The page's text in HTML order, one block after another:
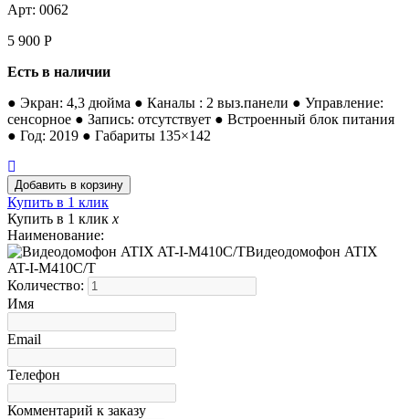
Арт: 0062
5 900 Р
Есть в наличии
● Экран: 4,3 дюйма ● Каналы : 2 выз.панели ● Управление:
сенсорное ● Запись: отсутствует ● Встроенный блок питания
● Год: 2019 ● Габариты 135×142
Купить в 1 клик
Купить в 1 клик x
Наименование:
Видеодомофон ATIX
AT-I-М410C/T
Количество:
Имя
Email
Телефон
Комментарий к заказу